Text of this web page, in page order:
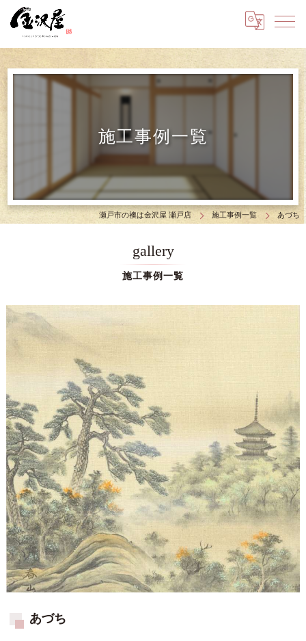
施工事例一覧
瀬戸市の襖は金沢屋 瀬戸店 施工事例一覧 あづち
施工事例一覧
gallery
あづち